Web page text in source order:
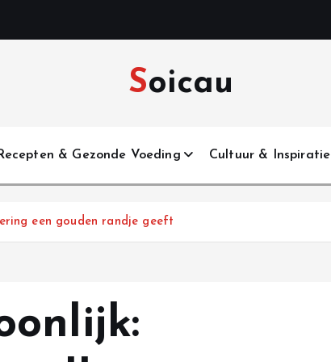
Soicau
& Gezonde Voeding Cultuur & Inspiratie
een gouden randje geeft